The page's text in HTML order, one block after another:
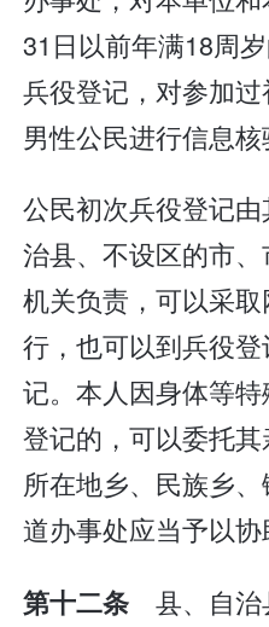
31日以前年满18周
兵役登记，对参加
男性公民进行信息核
公民初次兵役登记
治县、不设区的市
机关负责，可以采
行，也可以到兵役
记。本人因身体等
登记的，可以委托
所在地乡、民族乡
道办事处应当予以协
第十二条 县、自治